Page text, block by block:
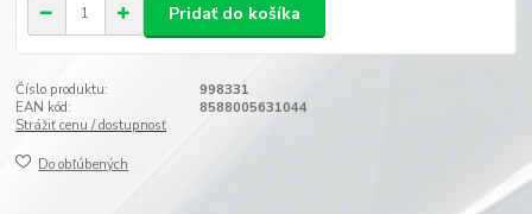
Pridať do košíka
Číslo produktu:
998331
EAN kód:
8588005631044
Strážiť cenu / dostupnosť
Do obľúbených